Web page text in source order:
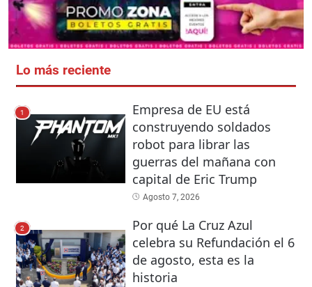
Lo más reciente
1
Empresa de EU está
construyendo soldados
robot para librar las
guerras del mañana con
capital de Eric Trump
Agosto 7, 2026
2
Por qué La Cruz Azul
celebra su Refundación el 6
de agosto, esta es la
historia